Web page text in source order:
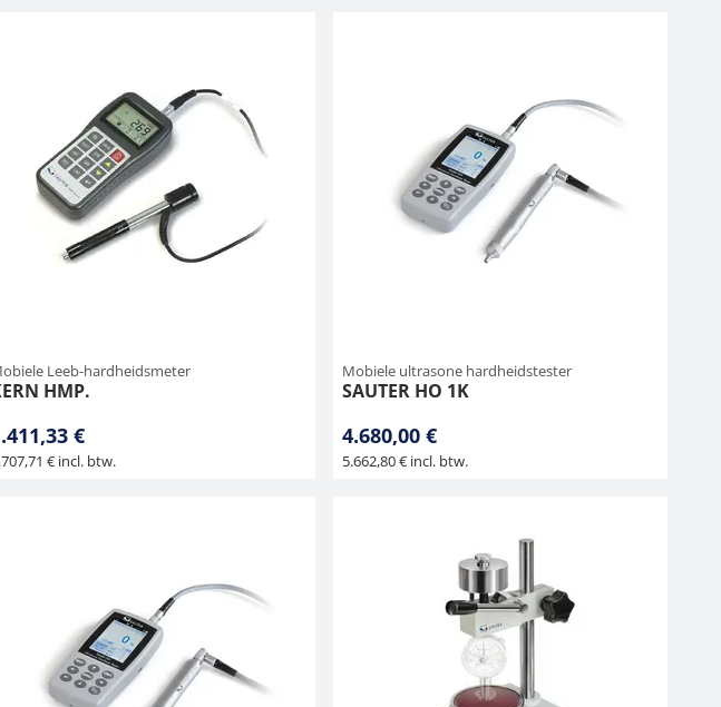
Leeb-hardheidsmeter
HMP.
€
€ incl. btw.
Mobiele ultrasone hardheidstester
SAUTER HO 1K
4.680,00 €
5.662,80 € incl. btw.